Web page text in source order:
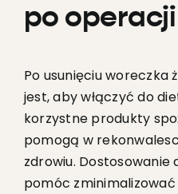
po operacji
Po usunięciu woreczka
jest, aby włączyć do
korzystne produkty
pomogą w
zdrowiu. Dostosowanie
pomóc